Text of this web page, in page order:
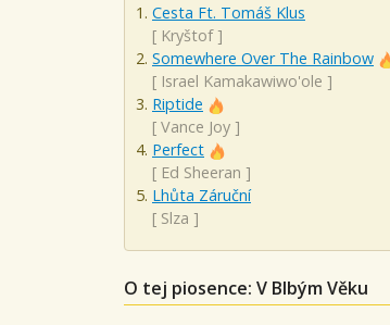
Cesta Ft. Tomáš Klus
[ Kryštof]
Somewhere Over The Rainbow
[ Israel Kamakawiwo'ole ]
Riptide
[ Vance Joy ]
Perfect
[ Ed Sheeran ]
Lhůta Záruční
[ Slza ]
O tej piosence: V Blbým Věku